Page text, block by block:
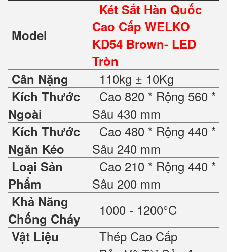
Model
Két Sắt Hàn Quốc
Cao Cấp WELKO
KD54 Brown- LED
Tròn
Cân Nặng
110kg ± 10Kg
Kích Thước
Ngoài
Cao 820 * Rộng 560 *
Sâu 430 mm
Kích Thước
Ngăn Kéo
Cao 480 * Rộng 440 *
Sâu 240 mm
Loại Sản
Phẩm
Cao 210 * Rộng 440 *
Sâu 200 mm
Khả Năng
Chống Cháy
1000 - 1200°C
Vật Liệu Thép Cao Cấp